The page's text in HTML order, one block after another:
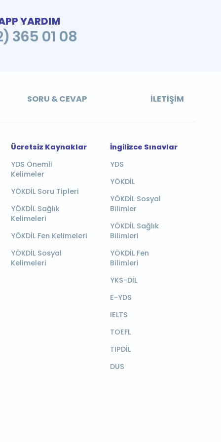
YARDIM
365 01 08
SORU & CEVAP İLETIŞIM
Ücretsiz Kaynaklar
YDS Önemli
Kelimeler
YÖKDİL Soru Tipleri
YÖKDİL Sağlık
Kelimeleri
YÖKDİL Fen Kelimeleri
YÖKDİL Sosyal
Kelimeleri
İngilizce Sınavlar
YDS
YÖKDİL
YÖKDİL Sosyal
Bilimler
YÖKDİL Sağlık
Bilimleri
YÖKDİL Fen
Bilimleri
YKS-DİL
E-YDS
IELTS
TOEFL
TIPDİL
DUS